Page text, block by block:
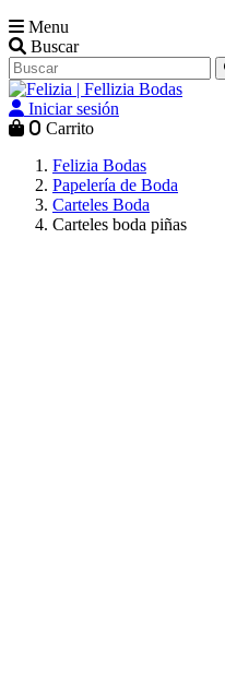
Menu
Buscar
Iniciar sesión
0 Carrito
Felizia Bodas
Papelería de Boda
Carteles Boda
Carteles boda piñas